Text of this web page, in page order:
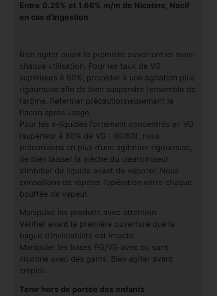
Entre 0.25% et 1.66% m/m de Nicotine, Nocif
en cas d’ingestion
Bien agiter avant la première ouverture et avant
chaque utilisation. Pour les taux de VG
supérieurs à 60%, procéder à une agitation plus
rigoureuse afin de bien suspendre l’ensemble de
l’arôme. Refermer précautionneusement le
flacon après usage.
Pour les e-liquides fortement concentrés en VG
(supérieur à 60% de VG : 40/60), nous
préconisons en plus d’une agitation rigoureuse,
de bien laisser la mèche du clearomiseur
s’imbiber de liquide avant de vapoter. Nous
conseillons de répéter l’opération entre chaque
bouffée de vapeur.
Manipuler les produits avec attention.
Vérifier avant la première ouverture que la
bague d’inviolabilité est intacte.
Manipuler les bases PG/VG avec ou sans
nicotine avec des gants. Bien agiter avant
emploi.
Tenir hors de portée des enfants